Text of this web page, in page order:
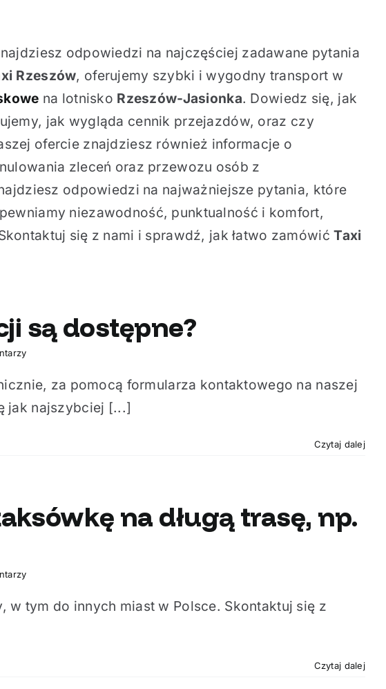
odpowiedzi na najczęściej zadawane pytania
Rzeszów, oferujemy szybki i wygodny transport w
na lotnisko Rzeszów-Jasionka. Dowiedz się, jak
jak wygląda cennik przejazdów, oraz czy
ofercie znajdziesz również informacje o
zleceń oraz przewozu osób z
odpowiedzi na najważniejsze pytania, które
niezawodność, punktualność i komfort,
się z nami i sprawdź, jak łatwo zamówićTaxi
są dostępne?
za pomocą formularza kontaktowego na naszej
jak najszybciej [...]
Czytaj dalej
na długą trasę, np.
w tym do innych miast w Polsce. Skontaktuj się z
Czytaj dalej